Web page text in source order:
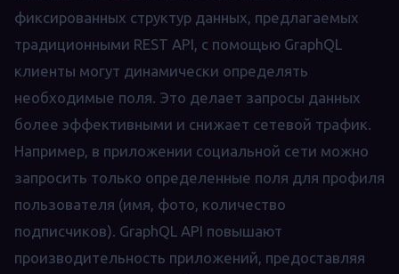
фиксированных структур данных, предлагаемых
традиционными REST API, с помощью GraphQL
клиенты могут динамически определять
необходимые поля. Это делает запросы данных
более эффективными и снижает сетевой трафик.
Например, в приложении социальной сети можно
запросить только определенные поля для профиля
пользователя (имя, фото, количество
подписчиков). GraphQL API повышают
производительность приложений, предоставляя